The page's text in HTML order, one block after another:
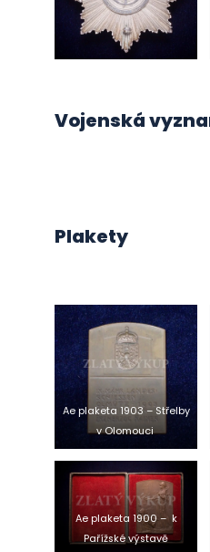
Vojenská
Ae plaketa 1903 – Střelby
v Olomouci
Ae plaketa 1900 – k
Pařížské výstavě
Plakety